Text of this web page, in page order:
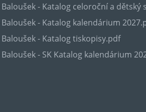
Baloušek - Katalog celoroční a
Baloušek - Katalog kalendárium
Baloušek - Katalog tiskopisy.pdf
Baloušek - SK Katalog kalendárium